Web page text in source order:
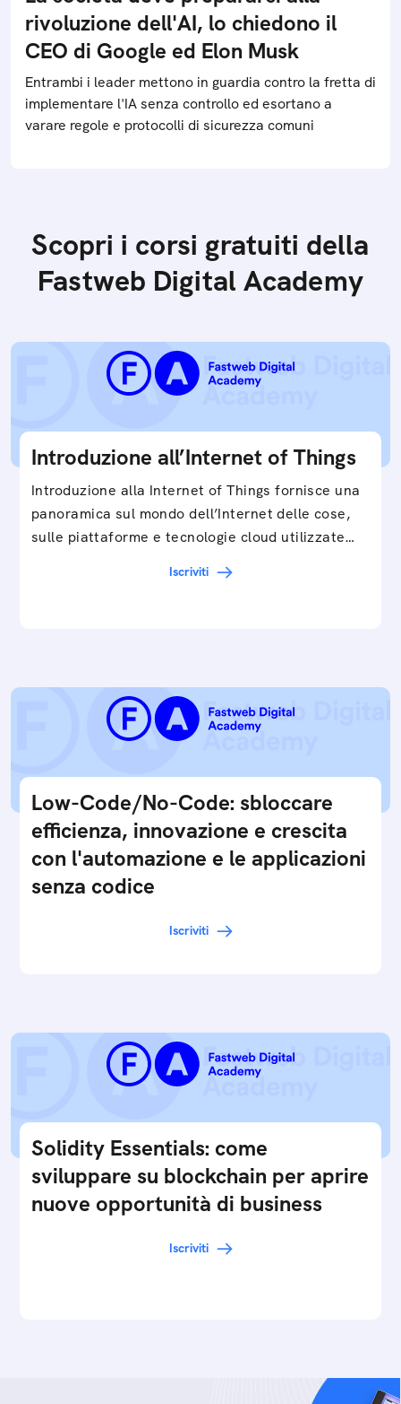
rivoluzione dell'AI, lo chiedono il
CEO di Google ed Elon Musk
Entrambi i leader mettono in guardia contro la fretta di
implementare l'IA senza controllo ed esortano a
varare regole e protocolli di sicurezza comuni
Scopri i corsi gratuiti della
Fastweb Digital Academy
Introduzione all’Internet of Things
Introduzione alla Internet of Things fornisce una
panoramica sul mondo dell’Internet delle cose,
sulle piattaforme e tecnologie cloud utilizzate
Iscriviti
Low-Code/No-Code: sbloccare
efficienza, innovazione e crescita
con l'automazione e le applicazioni
senza codice
Iscriviti
Solidity Essentials: come
sviluppare su blockchain per aprire
nuove opportunità di business
Iscriviti